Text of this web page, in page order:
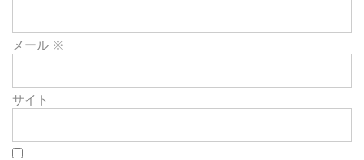
メール ※
サイト